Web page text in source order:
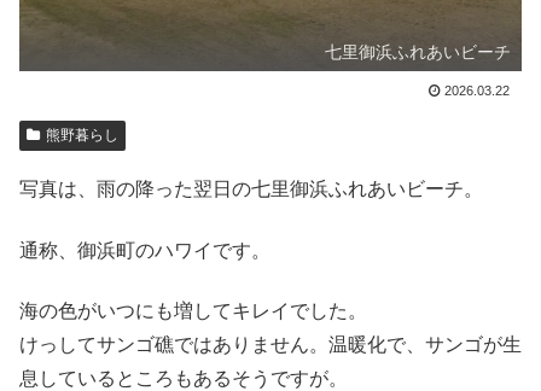
七里御浜ふれあいビーチ
2026.03.22
熊野暮らし
写真は、雨の降った翌日の七里御浜ふれあいビーチ。
通称、御浜町のハワイです。
海の色がいつにも増してキレイでした。
けっしてサンゴ礁ではありません。温暖化で、サンゴが生
息しているところもあるそうですが。